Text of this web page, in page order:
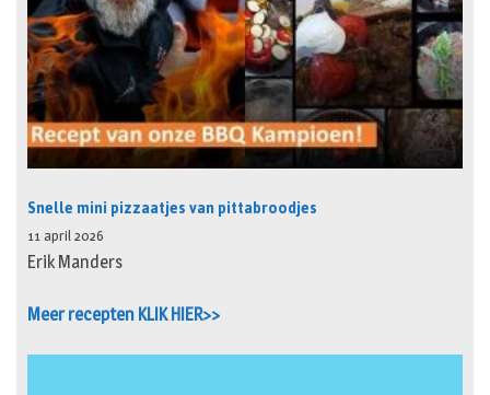
Snelle mini pizzaatjes van pittabroodjes
11 april 2026
Erik Manders
Meer recepten KLIK HIER>>